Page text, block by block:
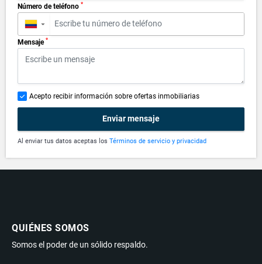
Número de teléfono *
▼
Mensaje *
Acepto recibir información sobre ofertas inmobiliarias
Enviar mensaje
Al enviar tus datos aceptas los Términos de servicio y privacidad
QUIÉNES SOMOS
Somos el poder de un sólido respaldo.